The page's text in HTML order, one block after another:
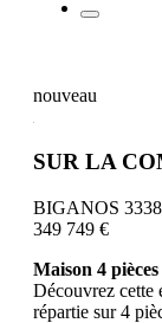
nouveau
SUR LA
BIGANOS
349 749 €
Maison 4
Découvrez cette
répartie sur 4